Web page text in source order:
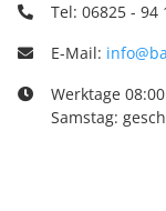
Tel: 06825 - 94
E-Mail:
Werktage
Samstag: